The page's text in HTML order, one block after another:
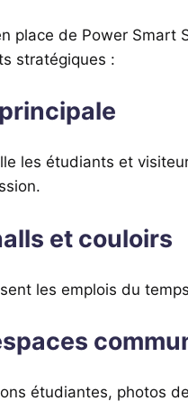
place de Power Smart
stratégiques :
les étudiants et
et couloirs
les emplois du
étudiantes, photos